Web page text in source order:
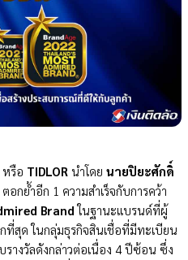
หรือ TIDLOR นำโดย นายปิยะศักดิ์
อกย้ำอีก 1 ความสำเร็จกับการคว้า
Brand ในฐานะแบรนด์ที่ผู้
ที่สุด ในกลุ่มธุรกิจสินเชื่อที่มีทะเบียน
างวัลดังกล่าวต่อเนื่อง 4 ปีซ้อน ซึ่ง